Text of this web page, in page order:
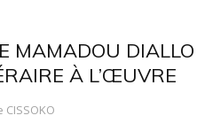
MAMADOU DIALLO
À L’ŒUVRE
CISSOKO